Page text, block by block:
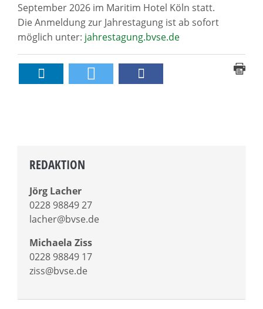
September 2026 im Maritim Hotel Köln statt.
Die Anmeldung zur Jahrestagung ist ab sofort
möglich unter: jahrestagung.bvse.de
REDAKTION
Jörg Lacher
0228 98849 27
lacher@bvse.de
Michaela Ziss
0228 98849 17
ziss@bvse.de